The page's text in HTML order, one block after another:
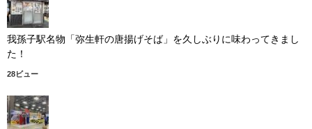
我孫子駅名物「弥生軒の唐揚げそば」を久しぶりに味わってきまし
た！
28ビュー